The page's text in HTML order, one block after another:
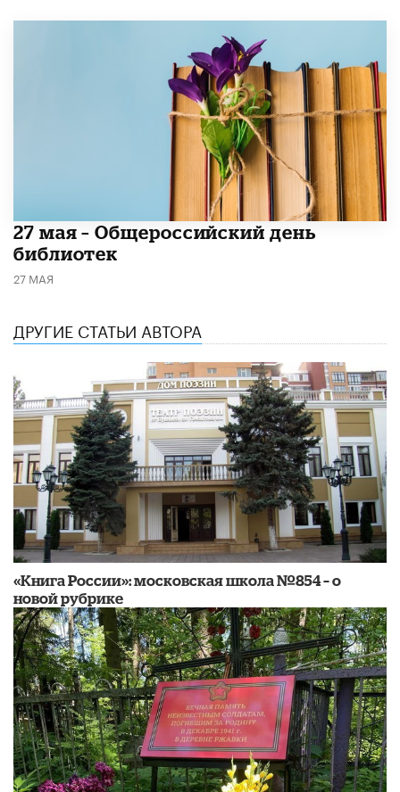
​27 мая – Общероссийский день
библиотек
27 МАЯ
ДРУГИЕ СТАТЬИ АВТОРА
«Книга России»: московская школа №854 – о
новой рубрике